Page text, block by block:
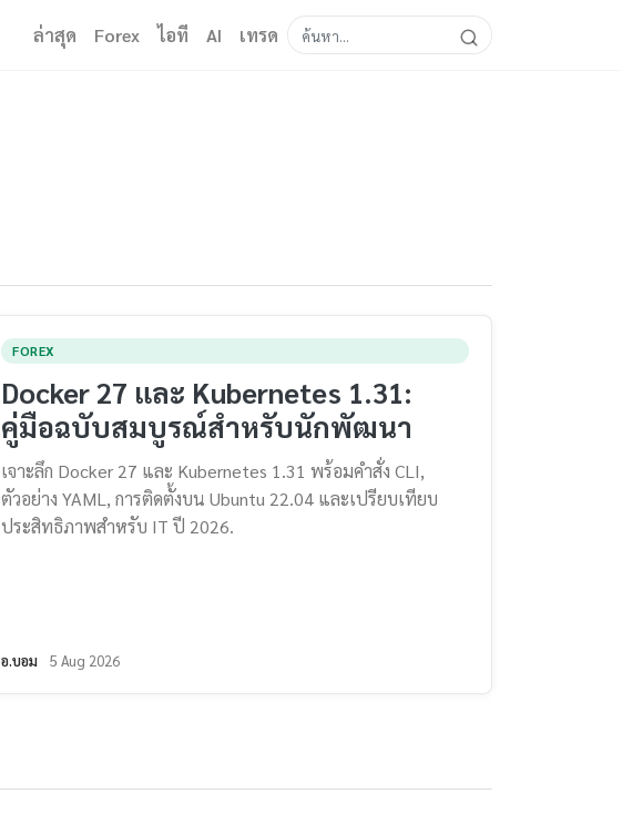
ล่าสุด Forex ไอที AI เทรด
FOREX
Docker 27 และ Kubernetes 1.31:
คู่มือฉบับสมบูรณ์สำหรับนักพัฒนา
เจาะลึก Docker 27 และ Kubernetes 1.31 พร้อมคำสั่ง CLI,
ตัวอย่าง YAML, การติดตั้งบน Ubuntu 22.04 และเปรียบเทียบ
ประสิทธิภาพสำหรับ IT ปี 2026.
อ.บอม 5 Aug 2026